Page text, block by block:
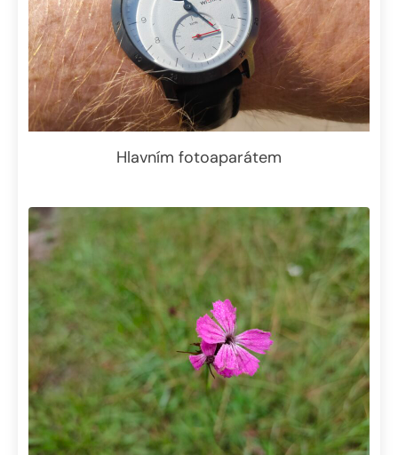
Hlavním fotoaparátem